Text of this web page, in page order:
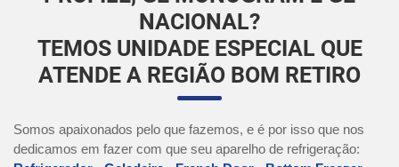
NACIONAL?
TEMOS UNIDADE ESPECIAL QUE
ATENDE A REGIÃO BOM RETIRO
Somos apaixonados pelo que fazemos, e é por isso que nos
dedicamos em fazer com que seu aparelho de refrigeração: